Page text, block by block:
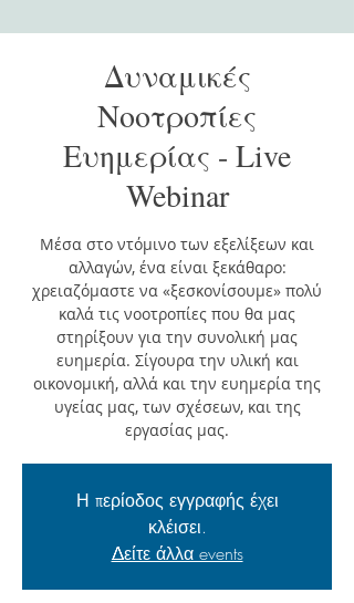
Δυναμικές
Νοοτροπίες
Ευημερίας - Live
Webinar
Μέσα στο ντόμινο των εξελίξεων και
αλλαγών, ένα είναι ξεκάθαρο:
χρειαζόμαστε να «ξεσκονίσουμε» πολύ
καλά τις νοοτροπίες που θα μας
στηρίξουν για την συνολική μας
ευημερία. Σίγουρα την υλική και
οικονομική, αλλά και την ευημερία της
υγείας μας, των σχέσεων, και της
εργασίας μας.
Η περίοδος εγγραφής έχει
κλέισει.
Δείτε άλλα events